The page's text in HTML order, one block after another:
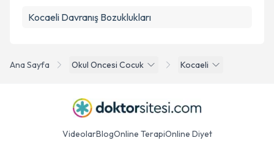
Ana Sayfa Okul Oncesi Cocuk Kocaeli
Kocaeli Davranış Bozuklukları
VideolarBlogOnline TerapiOnline Diyet